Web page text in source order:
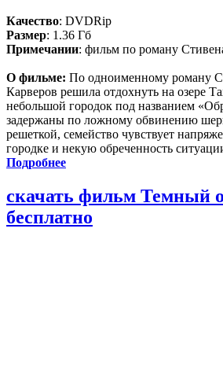
Качество: DVDRip
Размер: 1.36 Гб
Примечании: фильм по роману
О фильме: По одноименному роману
Карверов решила отдохнуть на озере
небольшой городок под названием
задержаны по ложному обвинению
решеткой, семейство чувствует
городке и некую обреченность
Подробнее
скачать фильм Темный
бесплатно